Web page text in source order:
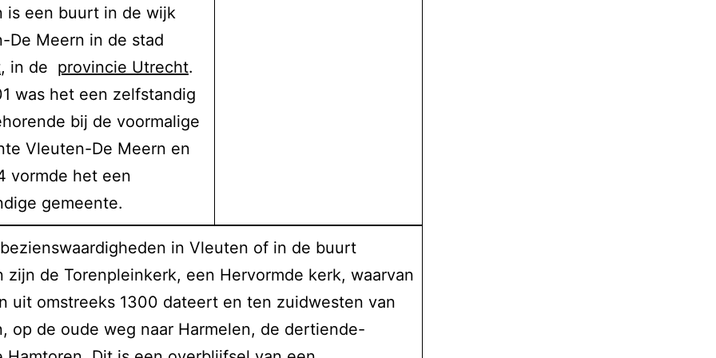
is een buurt in de wijk
De Meern in de stad
, in de provincie Utrecht.
was het een zelfstandig
bij de voormalige
Vleuten-De Meern en
vormde het een
gemeente.
in Vleuten of in de buurt
zijn de Torenpleinkerk, een Hervormde kerk, waarvan
uit omstreeks 1300 dateert en ten zuidwesten van
op de oude weg naar Harmelen, de dertiende-